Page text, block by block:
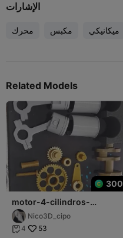
الإشارات
محرك مكبس ميكانيكي
Related Models
300
motor-4-cilindros-
educativo-con-
movimiento
Nico3D_cipo
 4 53